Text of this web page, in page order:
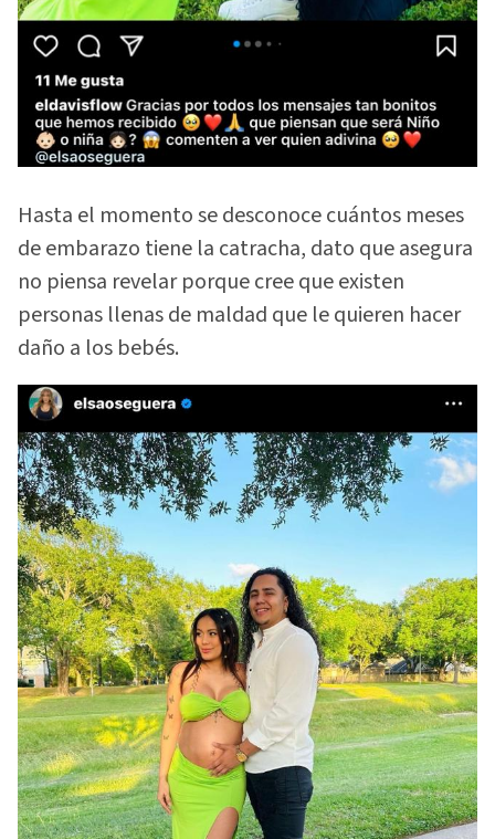
Hasta el momento se desconoce cuántos meses
de embarazo tiene la catracha, dato que asegura
no piensa revelar porque cree que existen
personas llenas de maldad que le quieren hacer
daño a los bebés.